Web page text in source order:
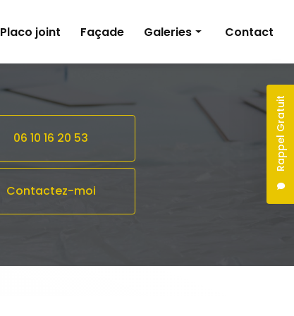
Rappel Gratuit
Placo joint Façade Galeries
Pose de revêtements sols et murs
Contact
06 10 16 20 53
Contactez-moi